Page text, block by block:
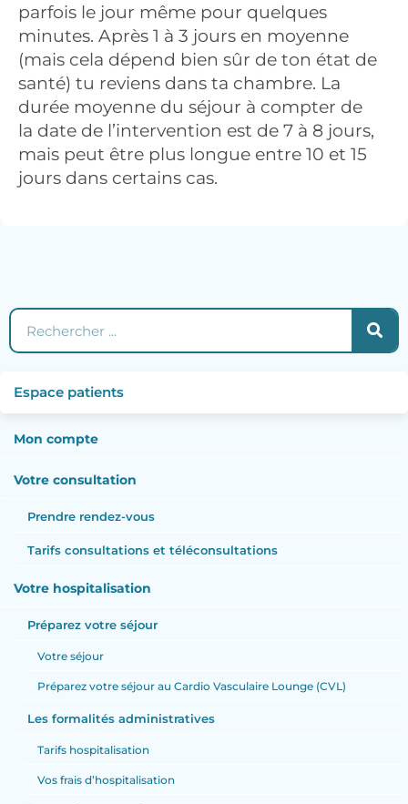
Rechercher
Espace patients
Mon compte
Votre consultation
Prendre rendez-vous
Tarifs consultations et téléconsultations
Votre hospitalisation
Préparez votre séjour
Votre séjour
Préparez votre séjour au Cardio Vasculaire Lounge (CVL)
Les formalités administratives
Tarifs hospitalisation
Vos frais d’hospitalisation
parfois le jour même pour quelques
minutes. Après 1 à 3 jours en moyenne
(mais cela dépend bien sûr de ton état de
santé) tu reviens dans ta chambre. La
durée moyenne du séjour à compter de
la date de l’intervention est de 7 à 8 jours,
mais peut être plus longue entre 10 et 15
jours dans certains cas.